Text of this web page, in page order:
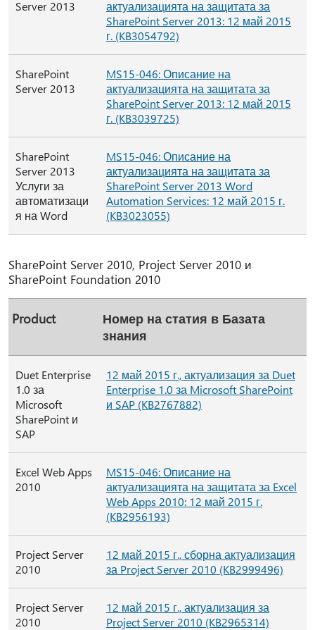
Server 2013
актуализацията на защитата за
SharePoint Server 2013: 12 май 2015
г. (KB3054792)
SharePoint
Server 2013
MS15-046: Описание на
актуализацията на защитата за
SharePoint Server 2013: 12 май 2015
г. (KB3039725)
SharePoint
Server 2013
Услуги за
автоматизаци
я на Word
MS15-046: Описание на
актуализацията на защитата за
SharePoint Server 2013 Word
Automation Services: 12 май 2015 г.
(KB3023055)
SharePoint Server 2010, Project Server 2010 и
SharePoint Foundation 2010
Product
Номер на статия в Базата
знания
Duet Enterprise
1.0 за
Microsoft
SharePoint и
SAP
12 май 2015 г., актуализация за Duet
Enterprise 1.0 за Microsoft SharePoint
и SAP (KB2767882)
Excel Web Apps
2010
MS15-046: Описание на
актуализацията на защитата за Excel
Web Apps 2010: 12 май 2015 г.
(KB2956193)
Project Server
2010
12 май 2015 г., сборна актуализация
за Project Server 2010 (KB2999496)
Project Server
2010
12 май 2015 г., актуализация за
Project Server 2010 (KB2965314)